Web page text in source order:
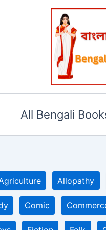
All Bengali
Allopathy
Comic